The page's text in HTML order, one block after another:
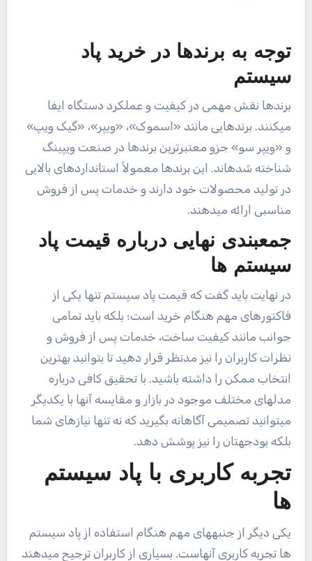
توجه به برندها در خرید پاد
سیستم
برندها نقش مهمی در کیفیت و عملکرد دستگاه ایفا
میکنند. برندهایی مانند «اسموک»، «ویپر»، «گیک ویپ»
و «ویپر سو» جزو معتبرترین برندها در صنعت ویپینگ
شناخته شدهاند. این برندها معمولاً استانداردهای بالایی
در تولید محصولات خود دارند و خدمات پس از فروش
مناسبی ارائه میدهند.
جمعبندی نهایی درباره قیمت پاد
سیستم ها
در نهایت باید گفت که قیمت پاد سیستم تنها یکی از
فاکتورهای مهم هنگام خرید است؛ بلکه باید تمامی
جوانب مانند کیفیت ساخت، خدمات پس از فروش و
نظرات کاربران را نیز مدنظر قرار دهید تا بتوانید بهترین
انتخاب ممکن را داشته باشید. با تحقیق کافی درباره
مدلهای مختلف موجود در بازار و مقایسه آنها با یکدیگر
میتوانید تصمیمی آگاهانه بگیرید که نه تنها نیازهای شما
بلکه بودجهتان را نیز پوشش دهد.
تجربه کاربری با پاد سیستم
ها
یکی دیگر از جنبههای مهم هنگام استفاده از پاد سیستم
ها تجربه کاربری آنهاست. بسیاری از کاربران ترجیح میدهند